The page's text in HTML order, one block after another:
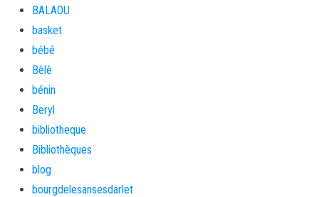
BALAOU
basket
bébé
Bèlè
bénin
Beryl
bibliotheque
Bibliothèques
blog
bourgdelesansesdarlet